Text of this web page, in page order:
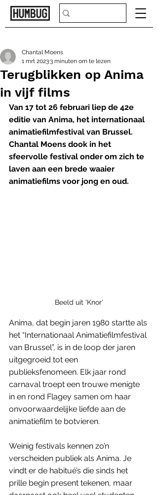
Terugblikken op Anima
in vijf films
Chantal Moens
1 mrt 20233 minuten om te lezen
Van 17 tot 26 februari liep de 42e
editie van Anima, het internationaal
animatiefilmfestival van Brussel.
Chantal Moens dook in het
sfeervolle festival onder om zich te
laven aan een brede waaier
animatiefilms voor jong en oud.
Beeld uit 'Knor'
Anima, dat begin jaren 1980 startte als
het “Internationaal Animatiefilmfestival
van Brussel”, is in de loop der jaren
uitgegroeid tot een
publieksfenomeen. Elk jaar rond
carnaval troept een trouwe menigte
in en rond Flagey samen om haar
onvoorwaardelijke liefde aan de
animatiefilm te botvieren.
Weinig festivals kennen zo’n
verscheiden publiek als Anima. Je
vindt er de habitué’s die sinds het
prille begin present tekenen, maar